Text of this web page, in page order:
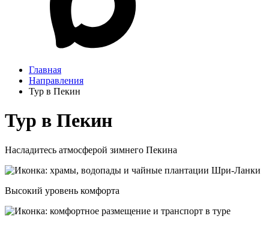
Главная
Направления
Тур в Пекин
Тур в Пекин
Насладитесь атмосферой зимнего Пекина
Высокий уровень комфорта